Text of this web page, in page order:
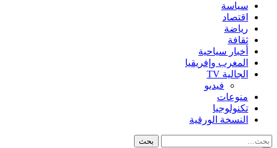
سياسة
اقتصاد
رياضة
ثقافة
أخبار سياحية
المغرب وإفريقيا
الجالية TV
فيديو
منوعات
تكنولوجيا
النسخة الورقية